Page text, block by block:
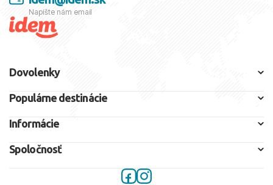
Napíšte nám email
Dovolenky
Populárne destinácie
Informácie
Spoločnosť